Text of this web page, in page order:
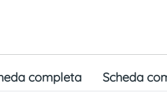
completa Scheda